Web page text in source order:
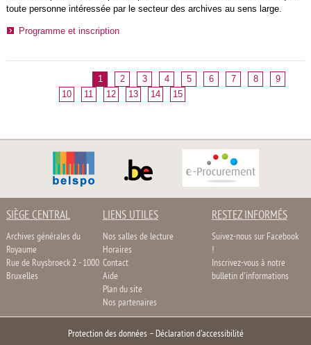
toute personne intéressée par le secteur des archives au sens large.
Programme et inscription
1 2 3 4 5 6 7 8
9
10
11 12 13 14 15
SIÈGE CENTRAL
Archives générales du
Royaume
Rue de Ruysbroeck 2 - 1000
Bruxelles
LIENS UTILES
Nos salles de lecture
Horaires
Contact
Aide
Plan du site
Nos partenaires
RESTEZ INFORMÉS
Suivez-nous sur Facebook
!
Inscrivez-vous à notre
bulletin d'informations
Protection des données– Déclaration d'accessibilité